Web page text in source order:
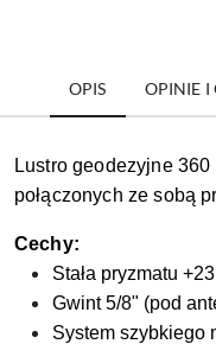
OPIS OPINIE I
Lustro geodezyjne
połączonych ze sobą
Cechy:
Stała pryzmatu
Gwint 5/8" (pod
System szybkiego